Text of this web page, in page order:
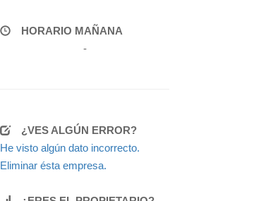
HORARIO MAÑANA
-
¿VES ALGÚN ERROR?
He visto algún dato incorrecto.
Eliminar ésta empresa.